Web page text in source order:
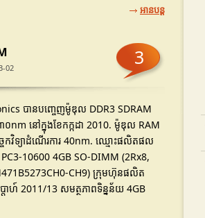
អានបន្ត
02 3
បានបញ្ចេញម៉ូឌុល DDR3 SDRAM
៣០nm នៅក្នុងខែកក្កដា 2010. ម៉ូឌុល RAM
េកវិទ្យាដំណើរការ 40nm. ឈ្មោះផលិតផល
10600 4GB SO-DIMM (2Rx8,
CH9) ក្រុមហ៊ុនផលិត
ាហ៍ 2011/13 សមត្ថភាពទិន្នន័យ 4GB